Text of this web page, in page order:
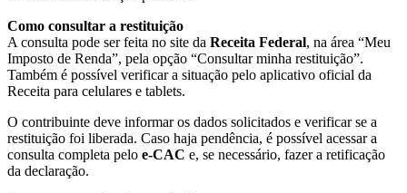
Como consultar a restituição
A consulta pode ser feita no site da Receita Federal, na área “Meu
Imposto de Renda”, pela opção “Consultar minha restituição”.
Também é possível verificar a situação pelo aplicativo oficial da
Receita para celulares e tablets.
O contribuinte deve informar os dados solicitados e verificar se a
restituição foi liberada. Caso haja pendência, é possível acessar a
consulta completa pelo e-CAC e, se necessário, fazer a retificação
da declaração.